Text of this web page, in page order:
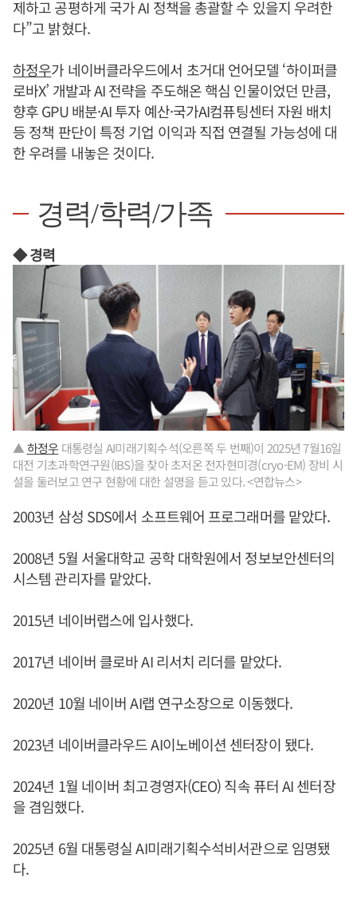
제하고 공평하게 국가 AI 정책을 총괄할 수 있을지 우려한
다”고 밝혔다.
하정우가 네이버클라우드에서 초거대 언어모델 ‘하이퍼클
로바X’ 개발과 AI 전략을 주도해온 핵심 인물이었던 만큼,
향후 GPU 배분·AI 투자 예산·국가AI컴퓨팅센터 자원 배치
등 정책 판단이 특정 기업 이익과 직접 연결될 가능성에 대
한 우려를 내놓은 것이다.
경력/학력/가족
◆ 경력
▲하정우 대통령실 AI미래기획수석(오른쪽 두 번째)이 2025년 7월16일
대전 기초과학연구원(IBS)을 찾아 초저온 전자현미경(cryo-EM) 장비 시
설을 둘러보고 연구 현황에 대한 설명을 듣고 있다. <연합뉴스>
2003년 삼성 SDS에서 소프트웨어 프로그래머를 맡았다.
2008년 5월 서울대학교 공학 대학원에서 정보보안센터의
시스템 관리자를 맡았다.
2015년 네이버랩스에 입사했다.
2017년 네이버 클로바 AI 리서치 리더를 맡았다.
2020년 10월 네이버 AI랩 연구소장으로 이동했다.
2023년 네이버클라우드 AI이노베이션 센터장이 됐다.
2024년 1월 네이버 최고경영자(CEO) 직속 퓨터 AI 센터장
을 겸임했다.
2025년 6월 대통령실 AI미래기획수석비서관으로 임명됐
다.